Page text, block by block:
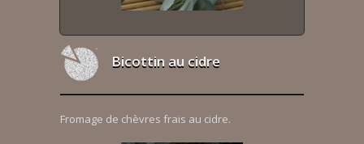
Bicottin au cidre
Fromage de chèvres frais au cidre.